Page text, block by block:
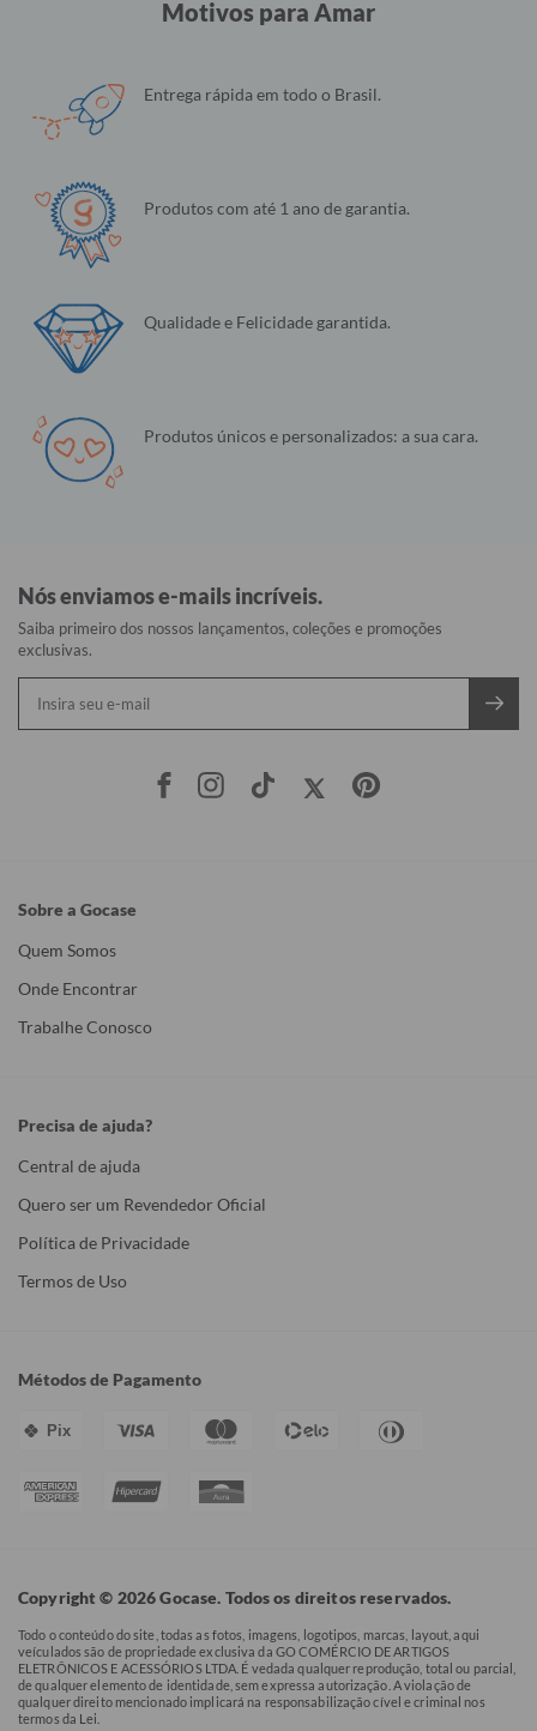
Motivos para Amar
Entrega rápida em todo o Brasil.
Produtos com até 1 ano de garantia.
Qualidade e Felicidade garantida.
Produtos únicos e personalizados: a sua cara.
Nós enviamos e-mails incríveis.
Saiba primeiro dos nossos lançamentos, coleções e promoções
exclusivas.
Sobre a Gocase
Quem Somos
Onde Encontrar
Trabalhe Conosco
Precisa de ajuda?
Central de ajuda
Quero ser um Revendedor Oficial
Política de Privacidade
Termos de Uso
Métodos de Pagamento
Pix
Copyright © 2026 Gocase. Todos os direitos reservados.
Todo o conteúdo do site, todas as fotos, imagens, logotipos, marcas, layout, aqui
veículados são de propriedade exclusiva da GO COMÉRCIO DE ARTIGOS
ELETRÔNICOS E ACESSÓRIOS LTDA. É vedada qualquer reprodução, total ou parcial,
de qualquer elemento de identidade, sem expressa autorização. A violação de
qualquer direito mencionado implicará na responsabilização cível e criminal nos
termos da Lei.